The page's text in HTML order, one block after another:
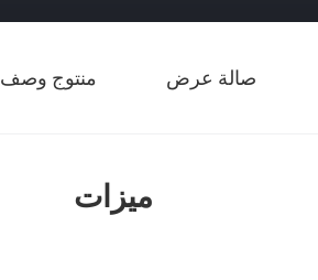
صالة عرض منتوج وصف
ميزات